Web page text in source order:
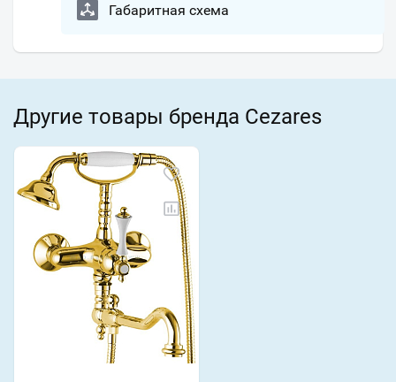
Габаритная схема
Другие товары бренда Cezares